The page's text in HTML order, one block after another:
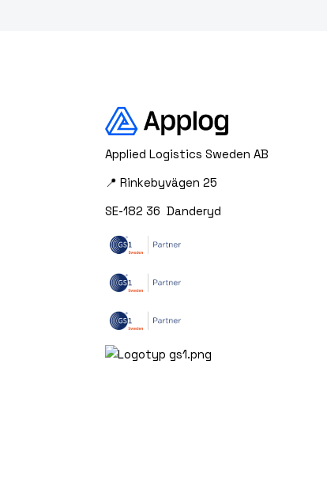
Applied Logistics Sweden AB
📍 Rinkebyvägen 25
SE-182 36 Danderyd